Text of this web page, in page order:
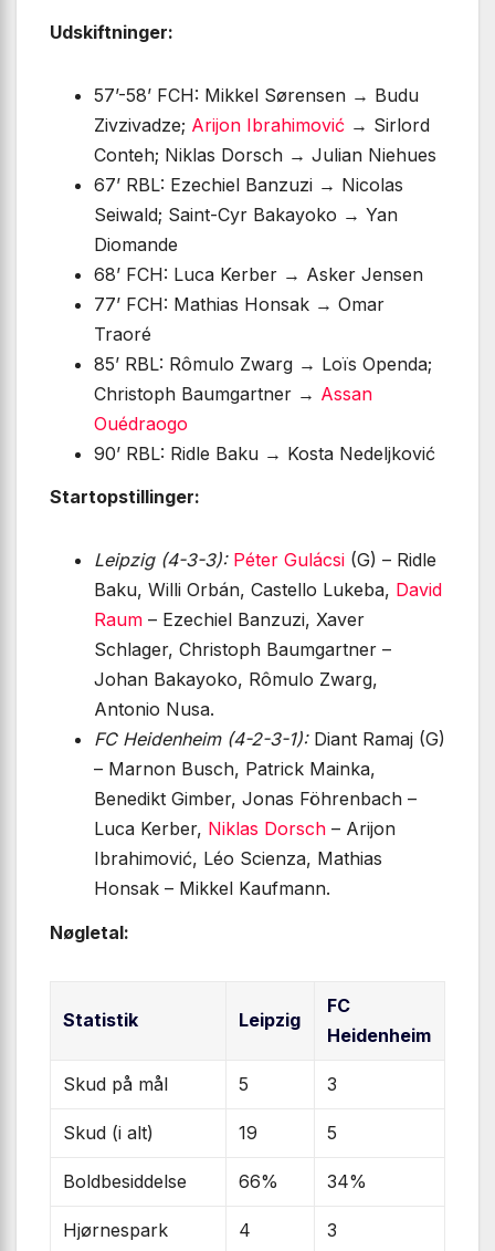
Udskiftninger:
57’-58’ FCH: Mikkel Sørensen → Budu
Zivzivadze; Arijon Ibrahimović → Sirlord
Conteh; Niklas Dorsch → Julian Niehues
67’ RBL: Ezechiel Banzuzi → Nicolas
Seiwald; Saint-Cyr Bakayoko → Yan
Diomande
68’ FCH: Luca Kerber → Asker Jensen
77’ FCH: Mathias Honsak → Omar
Traoré
85’ RBL: Rômulo Zwarg → Loïs Openda;
Christoph Baumgartner → Assan
Ouédraogo
90’ RBL: Ridle Baku → Kosta Nedeljković
Startopstillinger:
Leipzig (4-3-3): Péter Gulácsi (G) – Ridle
Baku, Willi Orbán, Castello Lukeba, David
Raum – Ezechiel Banzuzi, Xaver
Schlager, Christoph Baumgartner –
Johan Bakayoko, Rômulo Zwarg,
Antonio Nusa.
FC Heidenheim (4-2-3-1):Diant Ramaj (G)
– Marnon Busch, Patrick Mainka,
Benedikt Gimber, Jonas Föhrenbach –
Luca Kerber, Niklas Dorsch – Arijon
Ibrahimović, Léo Scienza, Mathias
Honsak – Mikkel Kaufmann.
Nøgletal:
Statistik Leipzig
FC
Heidenheim
Skud på mål 5 3
Skud (i alt) 19 5
Boldbesiddelse 66% 34%
Hjørnespark 4 3